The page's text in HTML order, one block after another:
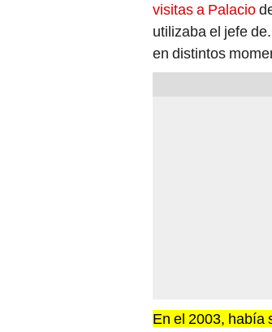
visitas a Palacio
utilizaba el jefe
en distintos
En el 2003, había